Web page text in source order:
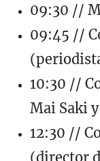
09:30 //
09:45 //
10:30 //
Mai Saki
12:30 //
(director